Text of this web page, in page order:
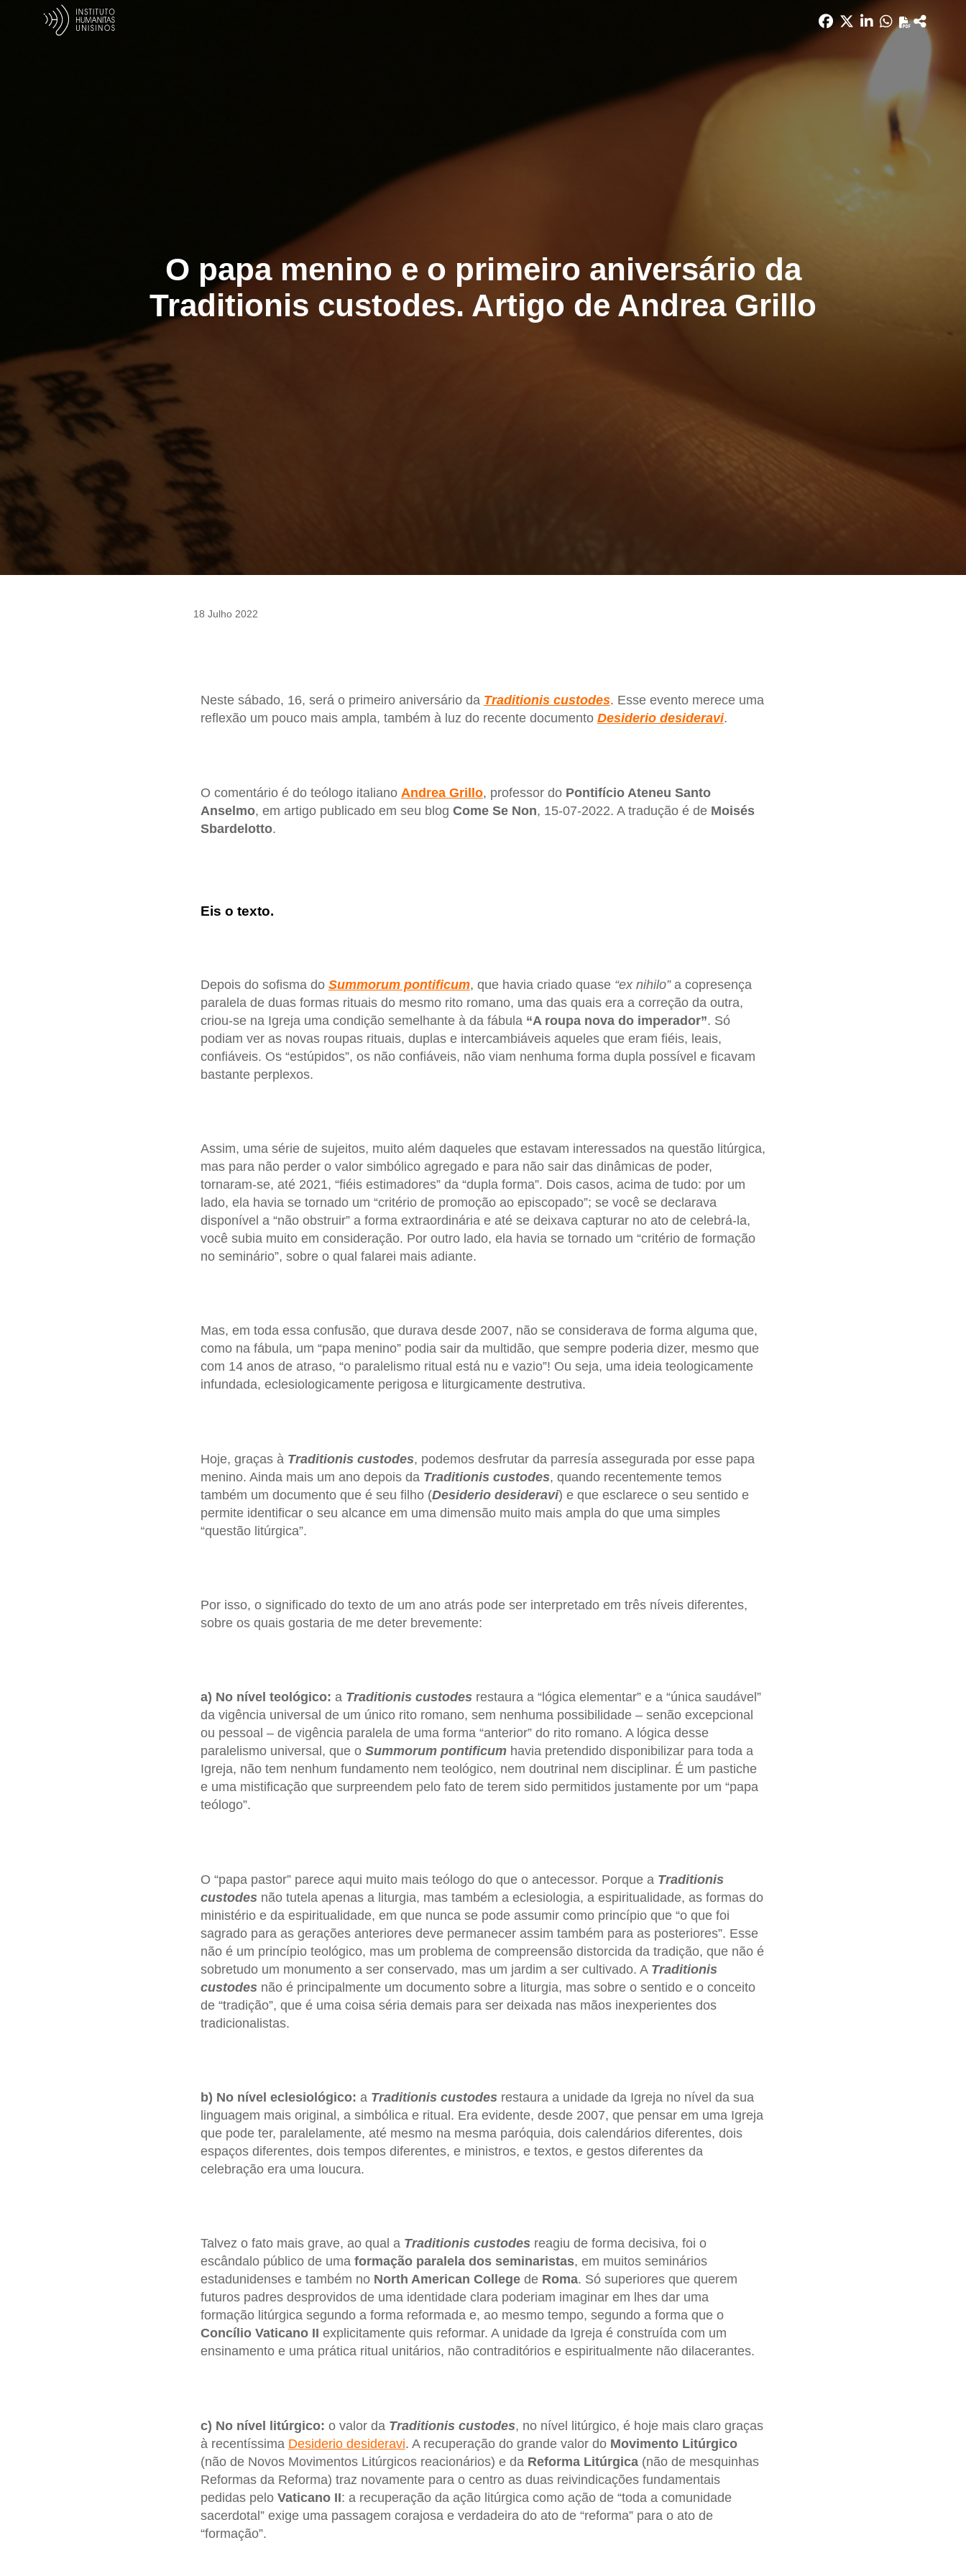
O papa menino e o primeiro aniversário da
Traditionis custodes. Artigo de Andrea Grillo
18 Julho 2022
Neste sábado, 16, será o primeiro aniversário da Traditionis custodes. Esse evento merece uma
reflexão um pouco mais ampla, também à luz do recente documento Desiderio desideravi.
O comentário é do teólogo italiano Andrea Grillo, professor do Pontifício Ateneu Santo
Anselmo, em artigo publicado em seu blog Come Se Non, 15-07-2022. A tradução é de Moisés
Sbardelotto.
Eis o texto.
Depois do sofisma do Summorum pontificum, que havia criado quase“ex nihilo”a copresença
paralela de duas formas rituais do mesmo rito romano, uma das quais era a correção da outra,
criou-se na Igreja uma condição semelhante à da fábula “A roupa nova do imperador”. Só
podiam ver as novas roupas rituais, duplas e intercambiáveis aqueles que eram fiéis, leais,
confiáveis. Os “estúpidos”, os não confiáveis, não viam nenhuma forma dupla possível e ficavam
bastante perplexos.
Assim, uma série de sujeitos, muito além daqueles que estavam interessados na questão litúrgica,
mas para não perder o valor simbólico agregado e para não sair das dinâmicas de poder,
tornaram-se, até 2021, “fiéis estimadores” da “dupla forma”. Dois casos, acima de tudo: por um
lado, ela havia se tornado um “critério de promoção ao episcopado”; se você se declarava
disponível a “não obstruir” a forma extraordinária e até se deixava capturar no ato de celebrá-la,
você subia muito em consideração. Por outro lado, ela havia se tornado um “critério de formação
no seminário”, sobre o qual falarei mais adiante.
Mas, em toda essa confusão, que durava desde 2007, não se considerava de forma alguma que,
como na fábula, um “papa menino” podia sair da multidão, que sempre poderia dizer, mesmo que
com 14 anos de atraso, “o paralelismo ritual está nu e vazio”! Ou seja, uma ideia teologicamente
infundada, eclesiologicamente perigosa e liturgicamente destrutiva.
Hoje, graças à Traditionis custodes, podemos desfrutar da parresía assegurada por esse papa
menino. Ainda mais um ano depois da Traditionis custodes, quando recentemente temos
também um documento que é seu filho (Desiderio desideravi) e que esclarece o seu sentido e
permite identificar o seu alcance em uma dimensão muito mais ampla do que uma simples
“questão litúrgica”.
Por isso, o significado do texto de um ano atrás pode ser interpretado em três níveis diferentes,
sobre os quais gostaria de me deter brevemente:
a) No nível teológico: a Traditionis custodes restaura a “lógica elementar” e a “única saudável”
da vigência universal de um único rito romano, sem nenhuma possibilidade – senão excepcional
ou pessoal – de vigência paralela de uma forma “anterior” do rito romano. A lógica desse
paralelismo universal, que o Summorum pontificum havia pretendido disponibilizar para toda a
Igreja, não tem nenhum fundamento nem teológico, nem doutrinal nem disciplinar. É um pastiche
e uma mistificação que surpreendem pelo fato de terem sido permitidos justamente por um “papa
teólogo”.
O “papa pastor” parece aqui muito mais teólogo do que o antecessor. Porque a Traditionis
custodes não tutela apenas a liturgia, mas também a eclesiologia, a espiritualidade, as formas do
ministério e da espiritualidade, em que nunca se pode assumir como princípio que “o que foi
sagrado para as gerações anteriores deve permanecer assim também para as posteriores”. Esse
não é um princípio teológico, mas um problema de compreensão distorcida da tradição, que não é
sobretudo um monumento a ser conservado, mas um jardim a ser cultivado. A Traditionis
custodes não é principalmente um documento sobre a liturgia, mas sobre o sentido e o conceito
de “tradição”, que é uma coisa séria demais para ser deixada nas mãos inexperientes dos
tradicionalistas.
b) No nível eclesiológico: a Traditionis custodes restaura a unidade da Igreja no nível da sua
linguagem mais original, a simbólica e ritual. Era evidente, desde 2007, que pensar em uma Igreja
que pode ter, paralelamente, até mesmo na mesma paróquia, dois calendários diferentes, dois
espaços diferentes, dois tempos diferentes, e ministros, e textos, e gestos diferentes da
celebração era uma loucura.
Talvez o fato mais grave, ao qual a Traditionis custodes reagiu de forma decisiva, foi o
escândalo público de uma formação paralela dos seminaristas, em muitos seminários
estadunidenses e também no North American Collegede Roma. Só superiores que querem
futuros padres desprovidos de uma identidade clara poderiam imaginar em lhes dar uma
formação litúrgica segundo a forma reformada e, ao mesmo tempo, segundo a forma que o
Concílio Vaticano II explicitamente quis reformar. A unidade da Igreja é construída com um
ensinamento e uma prática ritual unitários, não contraditórios e espiritualmente não dilacerantes.
c) No nível litúrgico: o valor da Traditionis custodes, no nível litúrgico, é hoje mais claro graças
à recentíssima Desiderio desideravi. A recuperação do grande valor do Movimento Litúrgico
(não de Novos Movimentos Litúrgicos reacionários) e da Reforma Litúrgica(não de mesquinhas
Reformas da Reforma) traz novamente para o centro as duas reivindicações fundamentais
pedidas pelo Vaticano II: a recuperação da ação litúrgica como ação de “toda a comunidade
sacerdotal” exige uma passagem corajosa e verdadeira do ato de “reforma” para o ato de
“formação”.